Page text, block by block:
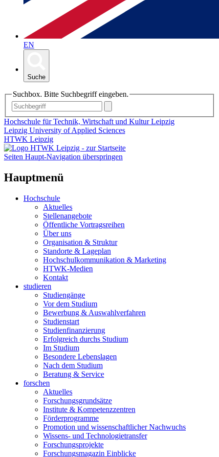
EN
Suche
Suchbox. Bitte Suchbegriff eingeben.
Hochschule für Technik, Wirtschaft und Kultur Leipzig
Leipzig University of Applied Sciences
HTWK Leipzig
Seiten Haupt-Navigation überspringen
Hauptmenü
Hochschule
Aktuelles
Stellenangebote
Öffentliche Vortragsreihen
Über uns
Organisation & Struktur
Standorte & Lageplan
Hochschulkommunikation & Marketing
HTWK-Medien
Kontakt
studieren
Studiengänge
Vor dem Studium
Bewerbung & Auswahlverfahren
Studienstart
Studienfinanzierung
Erfolgreich durchs Studium
Im Studium
Besondere Lebenslagen
Nach dem Studium
Beratung & Service
forschen
Aktuelles
Forschungsgrundsätze
Institute & Kompetenzzentren
Förderprogramme
Promotion und wissenschaftlicher Nachwuchs
Wissens- und Technologietransfer
Forschungsprojekte
Forschungsmagazin Einblicke